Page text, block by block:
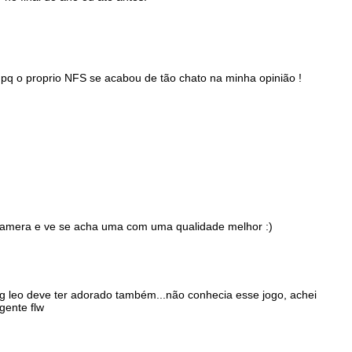
o proprio NFS se acabou de tão chato na minha opinião !
e ve se acha uma com uma qualidade melhor :)
deve ter adorado também...não conhecia esse jogo, achei
flw